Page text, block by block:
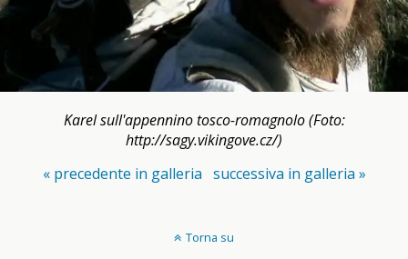
Karel sull'appennino tosco-romagnolo (Foto:
http://sagy.vikingove.cz/)
« precedente in galleria successiva in galleria »
Torna su